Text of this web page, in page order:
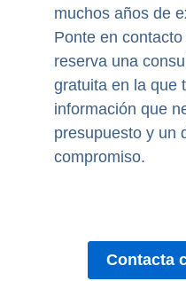
muchos años de
Ponte en
reserva una
gratuita en la que
información que
presupuesto y un
compromiso.
Contacta